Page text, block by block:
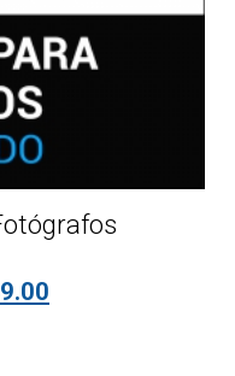
original era: